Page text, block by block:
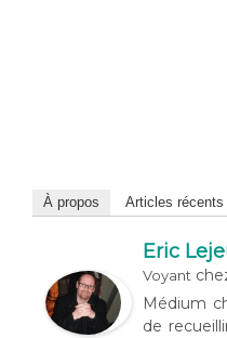
À propos Articles récents
Eric
Voyant
Médium
de